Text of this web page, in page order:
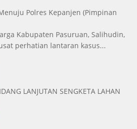
Polres Kepanjen (Pimpinan
Kabupaten Pasuruan, Salihudin,
perhatian lantaran kasus...
LANJUTAN SENGKETA LAHAN